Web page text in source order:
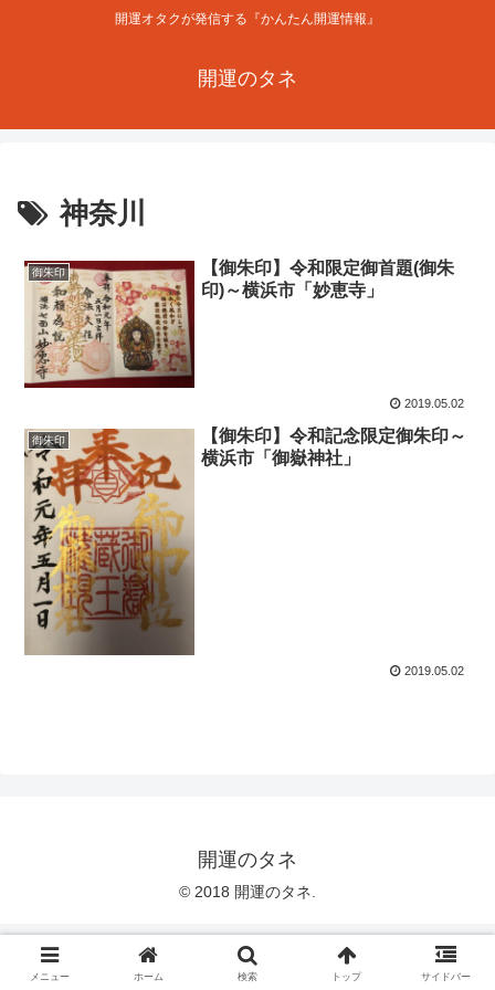
開運オタクが発信する『かんたん開運情報』
開運のタネ
神奈川
御朱印
【御朱印】令和限定御首題(御朱
印)～横浜市「妙恵寺」
2019.05.02
御朱印
【御朱印】令和記念限定御朱印～
横浜市「御嶽神社」
2019.05.02
開運のタネ
© 2018 開運のタネ.
メニュー ホーム 検索 トップ サイドバー